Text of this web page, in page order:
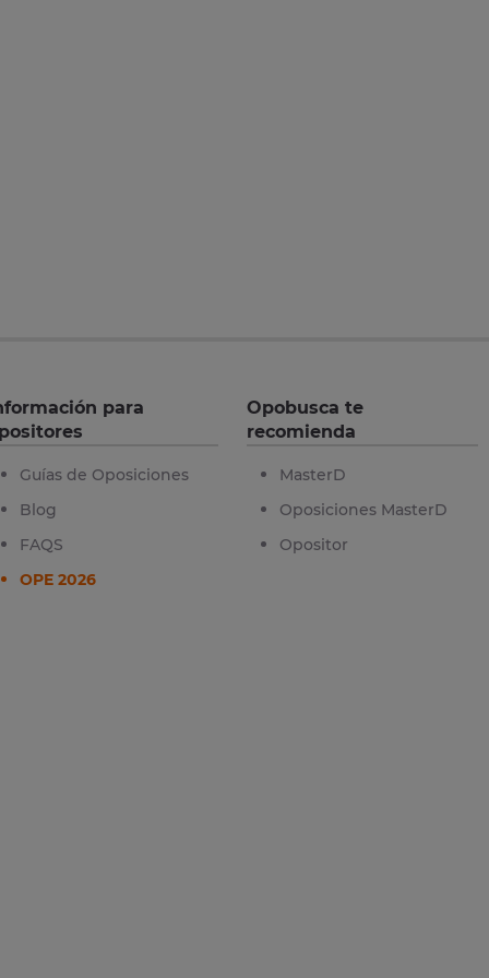
para
Guías de Oposiciones
Blog
FAQS
OPE 2026
Opobusca te
recomienda
MasterD
Oposiciones MasterD
Opositor